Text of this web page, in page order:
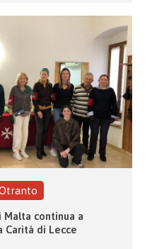
Malta continua a
Carità di Lecce